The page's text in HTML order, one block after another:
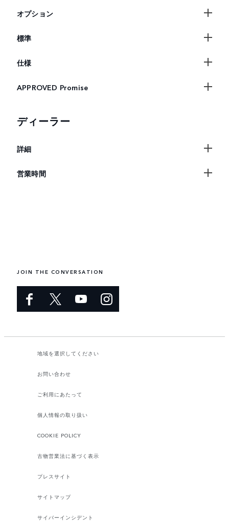
オプション
標準
仕様
APPROVED Promise
ディーラー
詳細
営業時間
JOIN THE CONVERSATION
地域を選択してください​
お問い合わせ
ご利用にあたって
個人情報の取り扱い
COOKIE POLICY
古物営業法に基づく表示
プレスサイト
サイトマップ
サイバーインシデント